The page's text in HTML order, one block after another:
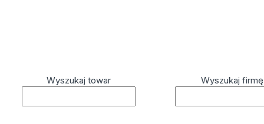
Wyszukaj towar Wyszukaj firmę